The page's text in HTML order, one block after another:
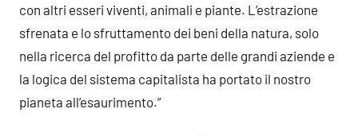
con altri esseri viventi, animali e piante. L’estrazione
sfrenata e lo sfruttamento dei beni della natura, solo
nella ricerca del profitto da parte delle grandi aziende e
la logica del sistema capitalista ha portato il nostro
pianeta all’esaurimento.”